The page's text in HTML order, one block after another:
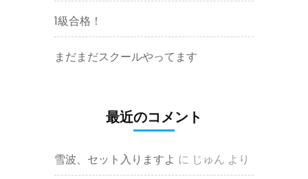
1級合格！
まだまだスクールやってます
最近のコメント
雪波、セット入りますよ に じゅん より